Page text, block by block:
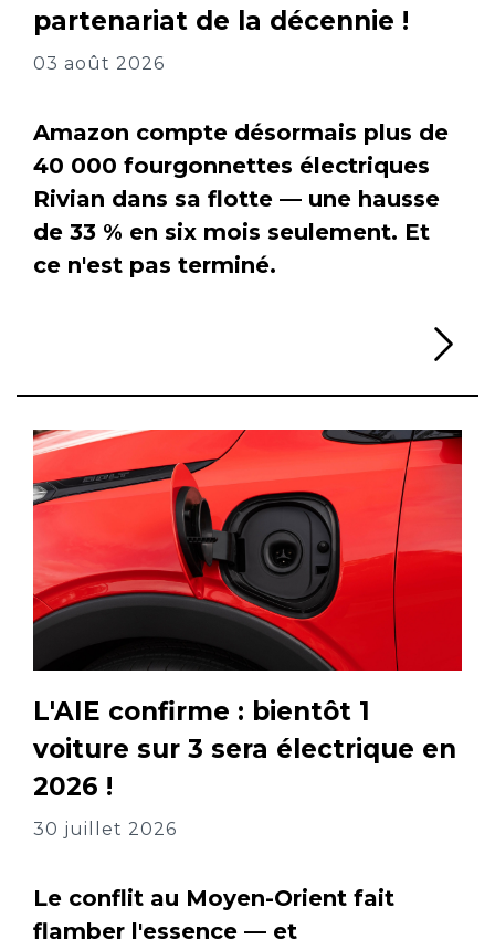
partenariat de la décennie !
03 août 2026
Amazon compte désormais plus de
40 000 fourgonnettes électriques
Rivian dans sa flotte — une hausse
de 33 % en six mois seulement. Et
ce n'est pas terminé.
L'AIE confirme : bientôt 1
voiture sur 3 sera électrique en
2026 !
30 juillet 2026
Le conflit au Moyen-Orient fait
flamber l'essence — et